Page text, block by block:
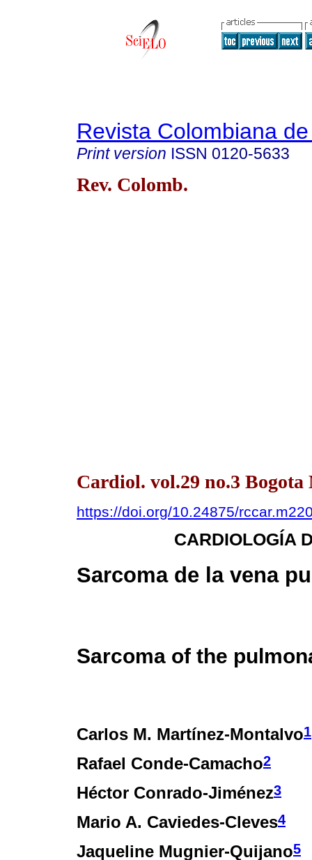
Revista Colombiana
Print version ISSN 0120-5633
Rev. Colomb.
Cardiol. vol.29 no.3
https://doi.org/10.24875/
CARDIOLOGÍA
Sarcoma de la vena
Sarcoma of the
Carlos M. Martínez-Montalvo1
Rafael Conde-Camacho2
Héctor Conrado-Jiménez3
Mario A. Caviedes-Cleves4
Jaqueline Mugnier-Quijano5